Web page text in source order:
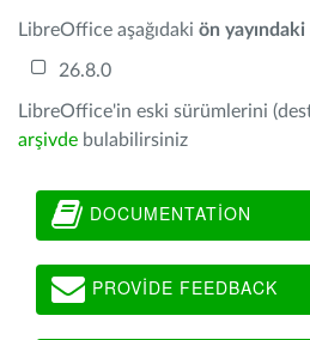
LibreOffice aşağıdaki ön yayındaki
26.8.0
LibreOffice'in eski sürümlerini
arşivde bulabilirsiniz
DOCUMENTATION
PROVIDE FEEDBACK